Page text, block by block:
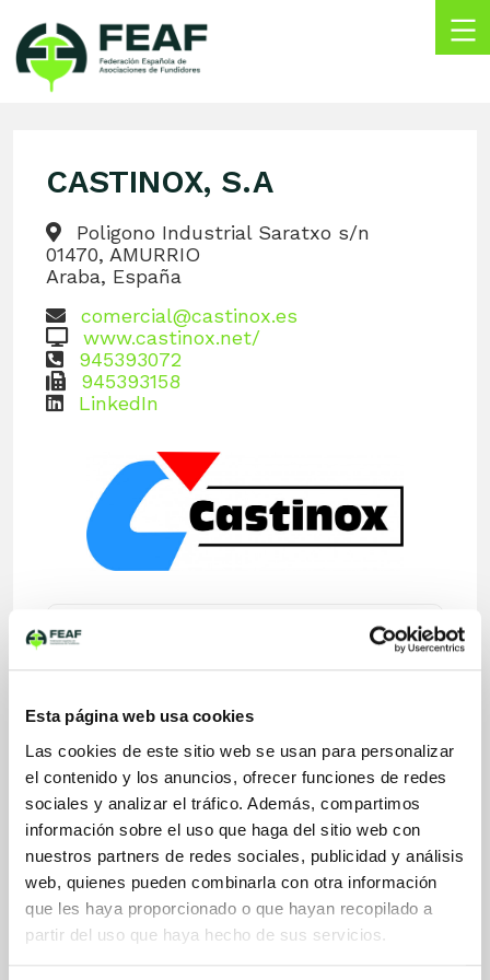
Esta página web usa cookies
Las cookies de este sitio web se usan para personalizar
el contenido y los anuncios, ofrecer funciones de redes
sociales y analizar el tráfico. Además, compartimos
información sobre el uso que haga del sitio web con
nuestros partners de redes sociales, publicidad y análisis
web, quienes pueden combinarla con otra información
que les haya proporcionado o que hayan recopilado a
partir del uso que haya hecho de sus servicios.
content
Asociaciones
Fundidores
CASTINOX, S.A
Poligono Industrial Saratxo s/n
01470, AMURRIO
Araba, España
comercial@castinox.es
www.castinox.net/
945393072
945393158
LinkedIn
Aplicaciones Fundición de Acero
Baja y media aleación
Refractario
Sectores Fundición de Acero
Energía eléctrica
Ferrocarril
Industria química
Naval
Siderurgia
Oil & Gas